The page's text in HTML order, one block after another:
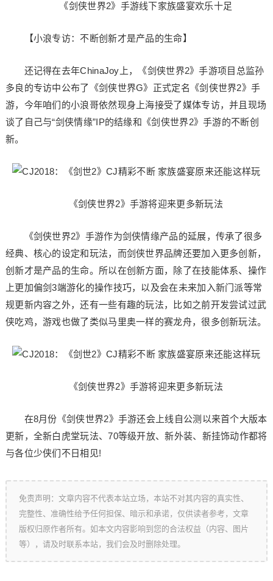
《剑侠世界2》手游线下家族盛宴欢乐十足
【小浪专访：不断创新才是产品的生命】
还记得在去年ChinaJoy上，《剑侠世界2》手游项目总监孙
多良的专访中公布了《剑侠世界G》正式定名《剑侠世界2》手
游，今年咱们的小浪哥依然现身上海接受了媒体专访，并且现场
谈了自己与“剑侠情缘”IP的结缘和《剑侠世界2》手游的不断创
新。
《剑侠世界2》手游将迎来更多新玩法
《剑侠世界2》手游作为剑侠情缘产品的延展，传承了很多
经典、核心的设定和玩法，而剑侠世界品牌还要加入更多创新，
创新才是产品的生命。所以在创新方面，除了在技能体系、操作
上更加偏剑3端游化的操作技巧，以及会在未来加入新门派等常
规更新内容之外，还有一些有趣的玩法，比如之前开发尝试过武
侠吃鸡，游戏也做了类似马里奥一样的赛龙舟，很多创新玩法。
《剑侠世界2》手游将迎来更多新玩法
在8月份《剑侠世界2》手游还会上线自公测以来首个大版本
更新，全新白虎堂玩法、70等级开放、新外装、新挂饰动作都将
与各位少侠们不日相见!
免责声明：文章内容不代表本站立场，本站不对其内容的真实性、
完整性、准确性给予任何担保、暗示和承诺，仅供读者参考，文章
版权归原作者所有。如本文内容影响到您的合法权益（内容、图片
等），请及时联系本站，我们会及时删除处理。